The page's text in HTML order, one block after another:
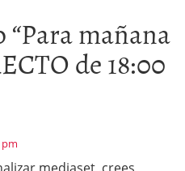
“Para mañana
de 18:00
pm